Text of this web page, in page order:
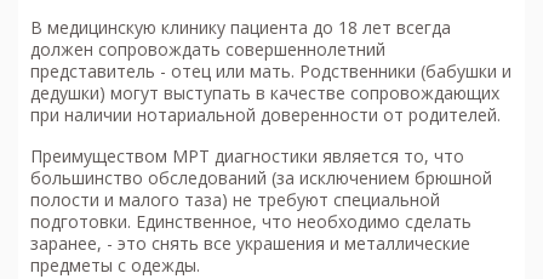
В медицинскую клинику пациента до 18 лет всегда
должен сопровождать совершеннолетний
представитель - отец или мать. Родственники (бабушки и
дедушки) могут выступать в качестве сопровождающих
при наличии нотариальной доверенности от родителей.
Преимуществом МРТ диагностики является то, что
большинство обследований (за исключением брюшной
полости и малого таза) не требуют специальной
подготовки. Единственное, что необходимо сделать
заранее, - это снять все украшения и металлические
предметы с одежды.